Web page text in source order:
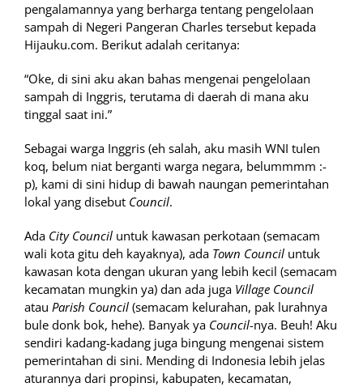
pengalamannya yang berharga tentang pengelolaan
sampah di Negeri Pangeran Charles tersebut kepada
Hijauku.com. Berikut adalah ceritanya:
“Oke, di sini aku akan bahas mengenai pengelolaan
sampah di Inggris, terutama di daerah di mana aku
tinggal saat ini.”
Sebagai warga Inggris (eh salah, aku masih WNI tulen
koq, belum niat berganti warga negara, belummmm :-
p), kami di sini hidup di bawah naungan pemerintahan
lokal yang disebut Council.
Ada City Council untuk kawasan perkotaan (semacam
wali kota gitu deh kayaknya), ada Town Council untuk
kawasan kota dengan ukuran yang lebih kecil (semacam
kecamatan mungkin ya) dan ada juga Village Council
atau Parish Council (semacam kelurahan, pak lurahnya
bule donk bok, hehe). Banyak ya Council-nya. Beuh! Aku
sendiri kadang-kadang juga bingung mengenai sistem
pemerintahan di sini. Mending di Indonesia lebih jelas
aturannya dari propinsi, kabupaten, kecamatan,